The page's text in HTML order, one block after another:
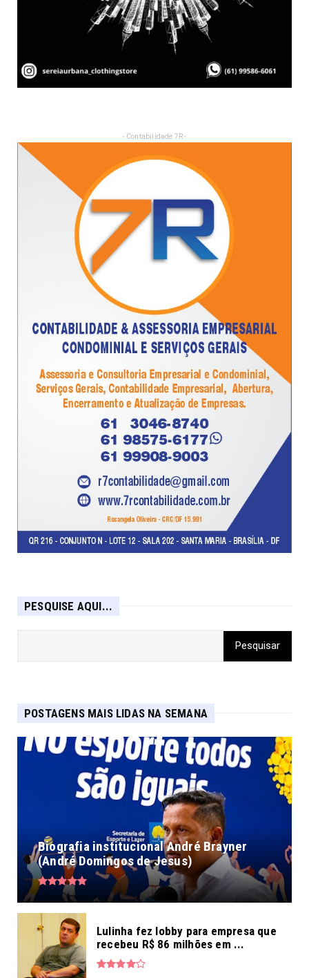
- Contabilidade 7R -
PESQUISE AQUI...
POSTAGENS MAIS LIDAS NA SEMANA
Biografia institucional André Brayner
(André Domingos de Jesus)
Lulinha fez lobby para empresa que
recebeu R$ 86 milhões em ...